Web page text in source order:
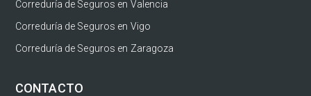
Correduría de Seguros en Valencia
Correduría de Seguros en Vigo
Correduría de Seguros en Zaragoza
CONTACTO